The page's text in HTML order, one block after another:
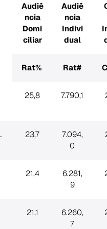
Audiê
ncia
Domi
ciliar
Audiê
ncia
Indivi
dual
Rat% Rat#
25,8 7.790,1
23,7
7.094,
0
21,4
6.281,
9
21,1
6.260,
7